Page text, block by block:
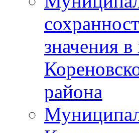
значения
района